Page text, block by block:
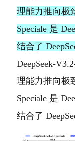
理能力推向极
Speciale 是
结合了
DeepSeek-
理能力推向极
Speciale 是
结合了